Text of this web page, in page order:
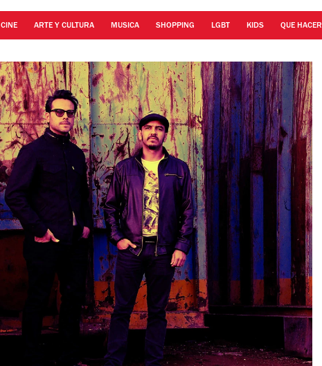
CINE ARTE Y CULTURA MUSICA SHOPPING LGBT KIDS QUE HACER